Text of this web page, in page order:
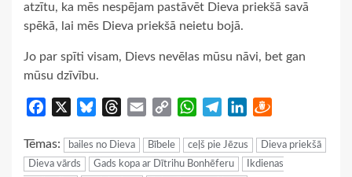
atzītu, ka mēs nespējam pastāvēt Dieva priekšā savā
spēkā, lai mēs Dieva priekšā neietu bojā.
Jo par spīti visam, Dievs nevēlas mūsu nāvi, bet gan
mūsu dzīvību.
Facebook BlueskyThreads
Email
Copy
WhatsApp
TelegramLinkedIn
Tēmas: bailes no Dieva Bībele ceļš pie Jēzus
Dieva priekšā
Dieva vārds
Gads kopa ar Dītrihu Bonhēferu
Ikdienas